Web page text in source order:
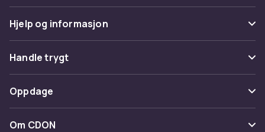
Hjelp og informasjon
Vanlige spørsmål
Spor pakke
Angre & returner her
Kontakt oss
Handle trygt
Betaling
Levering
Oppdage
Kategorier
Om CDON